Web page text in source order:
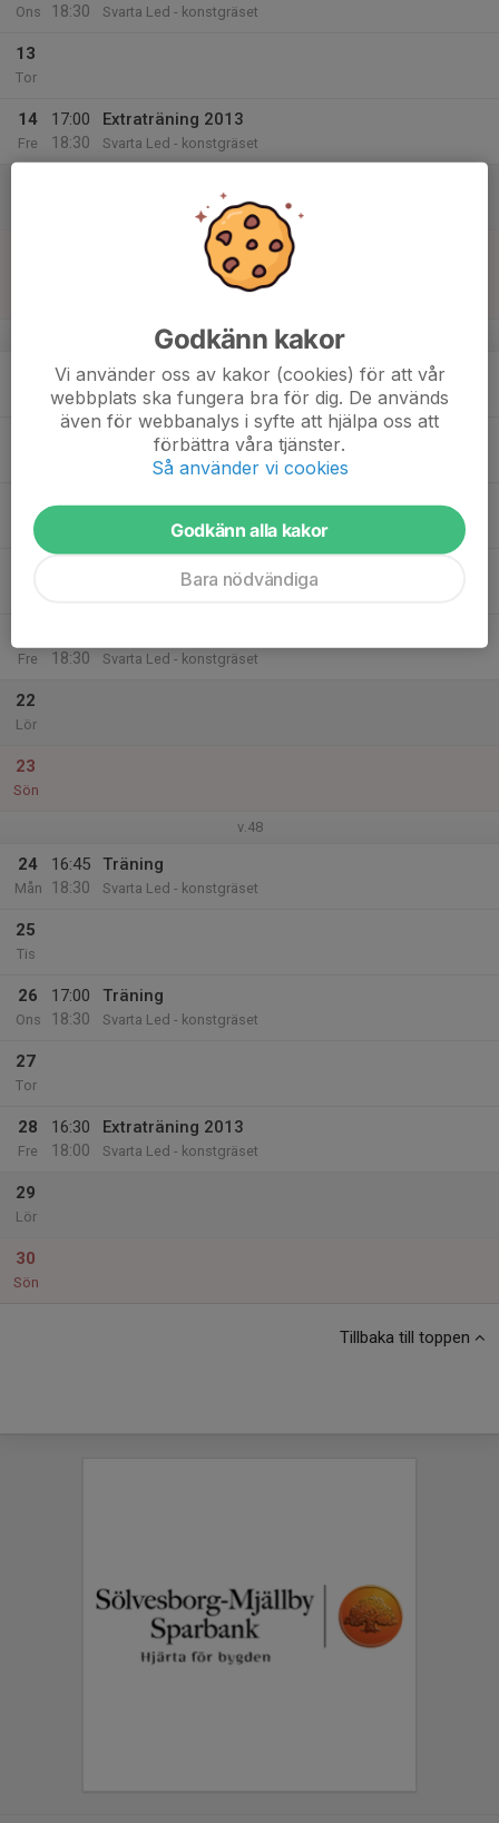
Ons
18:30
Svarta Led - konstgräset
13
Tor
14
Fre
17:00
18:30
Extraträning 2013
Svarta Led - konstgräset
Match mot Åhus IF
F13 (f.2013) Nordöstra, vinter
v.47
16:45
18:30
Träning
Svarta Led - konstgräset
Ons
17:00
Träning
Svarta Led - konstgräset
Fre
18:30
Svarta Led - konstgräset
22
Lör
23
Sön
v.48
24
Mån
16:45
18:30
Träning
Svarta Led - konstgräset
25
Tis
26
Ons
17:00
18:30
Träning
Svarta Led - konstgräset
27
Tor
28
Fre
16:30
18:00
Extraträning 2013
Svarta Led - konstgräset
29
Lör
30
Sön
Tillbaka till toppen
Godkänn kakor
Vi använder oss av kakor (cookies) för att vår
webbplats ska fungera bra för dig. De används
även för webbanalys i syfte att hjälpa oss att
förbättra våra tjänster.
Så använder vi cookies
Godkänn alla kakor
Bara nödvändiga